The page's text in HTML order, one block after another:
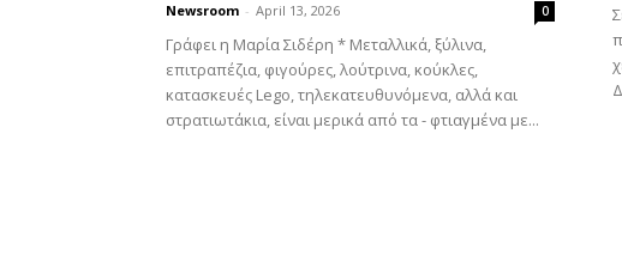
Newsroom - April 13, 2026 0
Γράφει η Μαρία Σιδέρη * Μεταλλικά, ξύλινα,
επιτραπέζια, φιγούρες, λούτρινα, κούκλες,
κατασκευές Lego, τηλεκατευθυνόμενα, αλλά και
στρατιωτάκια, είναι μερικά από τα - φτιαγμένα με...